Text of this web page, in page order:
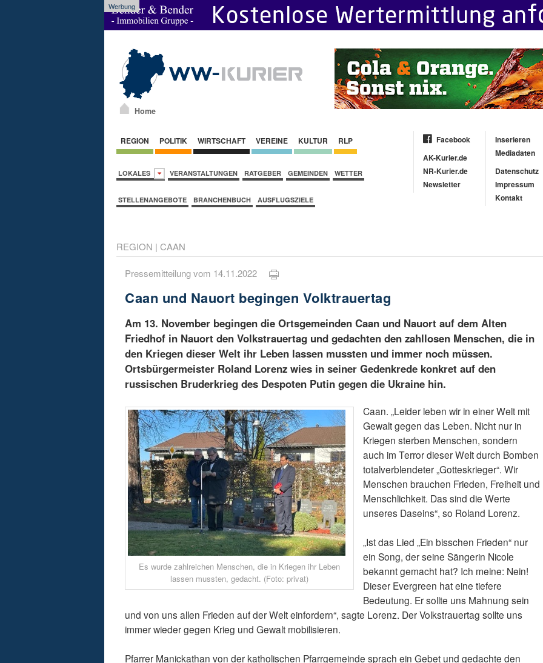
Werbung
Home
REGION POLITIK WIRTSCHAFT VEREINE KULTUR RLP
LOKALES VERANSTALTUNGEN RATGEBER GEMEINDEN WETTER
STELLENANGEBOTE BRANCHENBUCH AUSFLUGSZIELE
Facebook
AK-Kurier.de
NR-Kurier.de
Newsletter
Inserieren
Mediadaten
Datenschutz
Impressum
Kontakt
REGION | CAAN
Pressemitteilung vom 14.11.2022
Caan und Nauort begingen Volktrauertag
Am 13. November begingen die Ortsgemeinden Caan und Nauort auf dem Alten
Friedhof in Nauort den Volkstrauertag und gedachten den zahllosen Menschen, die in
den Kriegen dieser Welt ihr Leben lassen mussten und immer noch müssen.
Ortsbürgermeister Roland Lorenz wies in seiner Gedenkrede konkret auf den
russischen Bruderkrieg des Despoten Putin gegen die Ukraine hin.
Es wurde zahlreichen Menschen, die in Kriegen ihr Leben
lassen mussten, gedacht. (Foto: privat)
Caan. „Leider leben wir in einer Welt mit
Gewalt gegen das Leben. Nicht nur in
Kriegen sterben Menschen, sondern
auch im Terror dieser Welt durch Bomben
totalverblendeter „Gotteskrieger“. Wir
Menschen brauchen Frieden, Freiheit und
Menschlichkeit. Das sind die Werte
unseres Daseins“, so Roland Lorenz.
„Ist das Lied „Ein bisschen Frieden“ nur
ein Song, der seine Sängerin Nicole
bekannt gemacht hat? Ich meine: Nein!
Dieser Evergreen hat eine tiefere
Bedeutung. Er sollte uns Mahnung sein
und von uns allen Frieden auf der Welt einfordern“, sagte Lorenz. Der Volkstrauertag sollte uns
immer wieder gegen Krieg und Gewalt mobilisieren.
Pfarrer Manickathan von der katholischen Pfarrgemeinde sprach ein Gebet und gedachte den